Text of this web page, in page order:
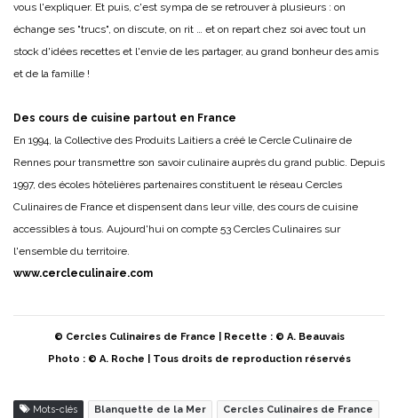
vous l'expliquer. Et puis, c'est sympa de se retrouver à plusieurs : on
échange ses "trucs", on discute, on rit … et on repart chez soi avec tout un
stock d'idées recettes et l'envie de les partager, au grand bonheur des amis
et de la famille !
Des cours de cuisine partout en France
En 1994, la Collective des Produits Laitiers a créé le Cercle Culinaire de
Rennes pour transmettre son savoir culinaire auprès du grand public. Depuis
1997, des écoles hôtelières partenaires constituent le réseau Cercles
Culinaires de France et dispensent dans leur ville, des cours de cuisine
accessibles à tous. Aujourd'hui on compte 53 Cercles Culinaires sur
l'ensemble du territoire.
www.cercleculinaire.com
© Cercles Culinaires de France | Recette : © A. Beauvais
Photo : © A. Roche | Tous droits de reproduction réservés
Mots-clés Blanquette de la Mer Cercles Culinaires de France